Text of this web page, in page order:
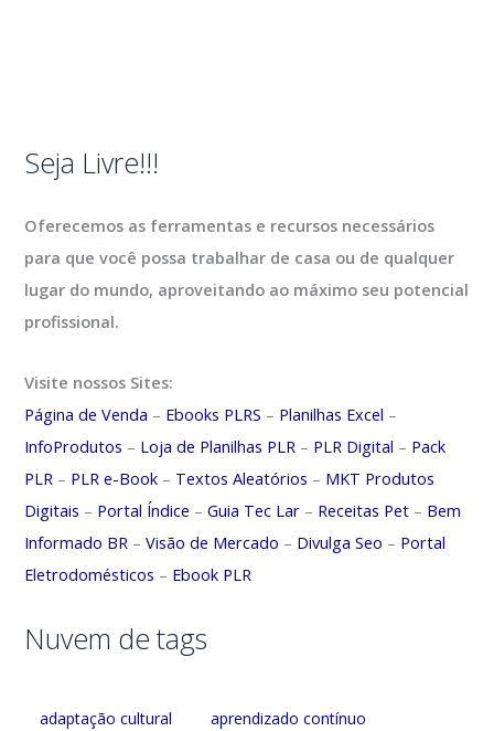
Seja Livre!!!
Oferecemos as ferramentas e recursos necessários
para que você possa trabalhar de casa ou de qualquer
lugar do mundo, aproveitando ao máximo seu potencial
profissional.
Visite nossos Sites:
Página de Venda – Ebooks PLRS – Planilhas Excel –
InfoProdutos – Loja de Planilhas PLR – PLR Digital – Pack
PLR – PLR e-Book – Textos Aleatórios – MKT Produtos
Digitais – Portal Índice –Guia Tec Lar – Receitas Pet – Bem
Informado BR –Visão de Mercado – Divulga Seo – Portal
Eletrodomésticos – Ebook PLR
Nuvem de tags
adaptação cultural aprendizado contínuo